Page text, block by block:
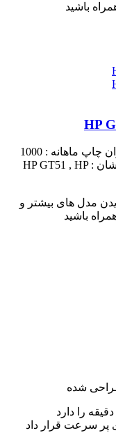
باشید
توان چاپ ماهانه : 1000
کارتریج جوهرافشان : HP GT51 , HP
مدل های بیشتر و
باشید
شده
پر سرعت قرار داد